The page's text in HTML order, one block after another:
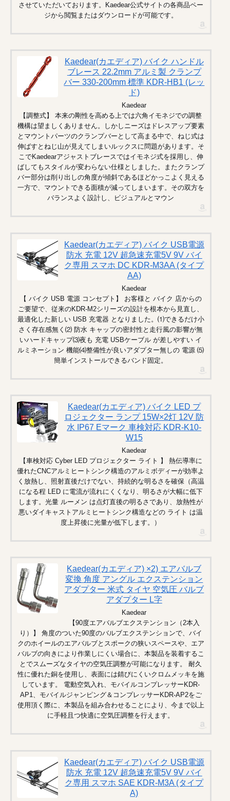
させていただいております。Kaedear公式サイトの各商品ペー
ジから閲覧またはダウンロードが可能です。
Kaedear(カエディア) バイク ハンドル
ブレース 22.2mm アルミ製 クランプ
バー 330-200mm 標準 KDR-HB1 (レッ
ド)
Kaedear
【調整式】 本来の剛性を高める上では六角イモネジでの調整
機構は望ましくありません。しかしニーズはドレスアップ要素
とマウントパーツのクランプバーとして高まる中で、ねじ式は
伸ばすとねじ山が見えてしまいルックスに問題があります。そ
こでKaedearアジャストブレースではイモネジ式を採用し、伸
ばしてもスタイルが変わらない仕様としました。またクランプ
バー部分は削り出しの角度が傾斜であるほどかっこよく見える
一方で、マウントできる面積が減ってしまいます。その双方を
バランスよく設計し、ビジュアルとマウン
Kaedear(カエディア) バイク USB電源
防水 充電 12V 超急速充電5V 9V バイ
ク専用 スマホ DC KDR-M3AA (タイプ
AA)
Kaedear
【 バイク USB 電源 コンセプト】 お客様と バイク 店からの
ご要望で、従来のKDR-M2シリーズの設計を根本から見直し、
最適化した新しい USB 充電器 となりました。⑴できるだけ小
さく存在感無く⑵ 防水 キャップの密封性と走行風の影響が無
いハードキャップ⑶夜も 充電 USBケーブル が差しやすい イ
ルミネーション 機能⑷整備性が良いアダプター無しの 電源 ⑸
簡単インストールできるバンド固定。
Kaedear(カエディア) バイク LED プ
ロジェクター ランプ 15W×2灯 12V 防
水 IP67 Eマーク 車検対応 KDR-K10-
W15
Kaedear
【車検対応 Cyber LED プロジェクター ライト 】 熱伝導率に
優れたCNCアルミヒートシンク構造のアルミボディーが効率よ
く放熱し、照射直後だけでない、持続的な明るさを確保（高温
になる程 LED に電流が流れにくくなり、明るさが大幅に低下
します。光量 ルーメン は点灯直後の明るさであり、放熱性が
悪いダイキャストアルミヒートシンク構造などの ライト は温
度上昇後に光量が低下します。）
Kaedear(カエディア) ×2) エアバルブ
変換 角度 アングル エクステンション
アダプター 米式 タイヤ 空気圧 バルブ
アダプター L字
Kaedear
【90度エアバルブエクステンション（2本入
り）】 角度のついた90度のバルブエクステンションで、バイ
クのホイールのエアバルブとスポークの狭いスペースや、エア
バルブの向きにより作業しにくい場合に、本製品を装着するこ
とでスムーズなタイヤの空気圧調整が可能になります。 耐久
性に優れた銅を使用し、表面には錆びにくいクロムメッキを施
しています。 電動空気入れ、モバイルコンプレッサーKDR-
AP1、モバイルジャンピング＆コンプレッサーKDR-AP2をご
使用頂く際に、本製品を組み合わせることにより、今まで以上
に手軽且つ快適に空気圧調整を行えます。
Kaedear(カエディア) バイク USB電源
防水 充電 12V 超急速充電5V 9V バイ
ク専用 スマホ SAE KDR-M3A (タイプ
A)